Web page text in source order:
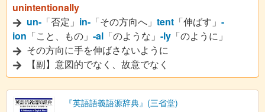
unintentionally
un- 「否定」 in- 「その方向へ」 tent 「伸ばす」 -
ion 「こと、もの」 -al 「のような」 -ly 「のように」
その方向に手を伸ばさないように
【副】意図的でなく、故意でなく
『英語語義語源辞典』(三省堂)